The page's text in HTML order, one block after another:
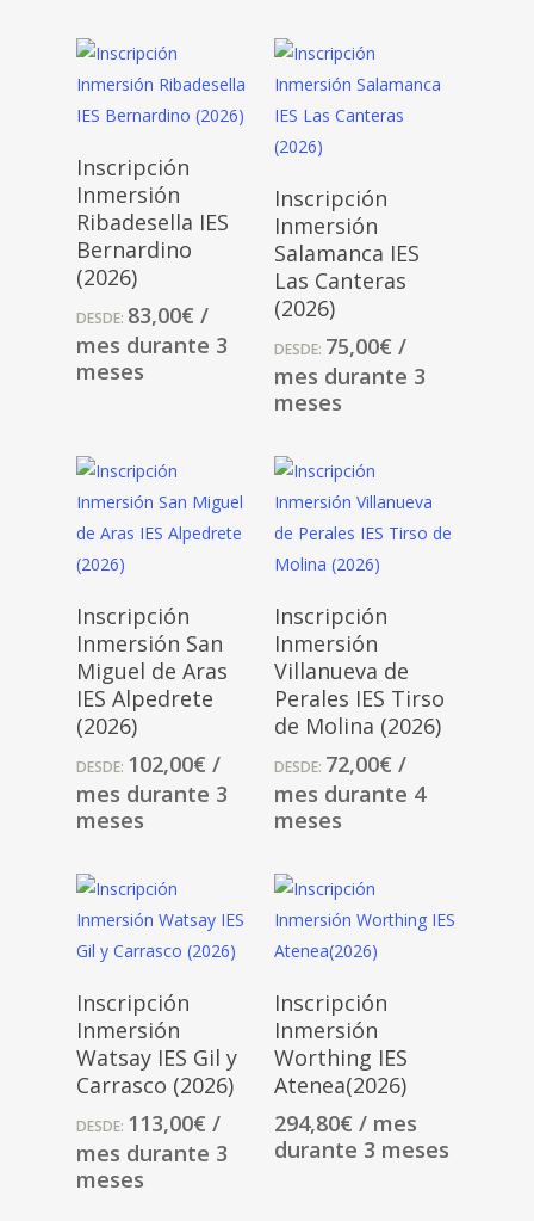
Seleccionar
Opciones
Inscripción
Inmersión
Ribadesella IES
Bernardino
(2026)
DESDE: 83,00€ /
mes durante 3
meses
Seleccionar
Opciones
Inscripción
Inmersión
Salamanca IES
Las Canteras
(2026)
DESDE: 75,00€ /
mes durante 3
meses
Seleccionar
Opciones
Inscripción
Inmersión San
Miguel de Aras
IES Alpedrete
(2026)
DESDE: 102,00€ /
mes durante 3
meses
Seleccionar
Opciones
Inscripción
Inmersión
Villanueva de
Perales IES Tirso
de Molina (2026)
DESDE: 72,00€ /
mes durante 4
meses
Seleccionar
Opciones
Inscripción
Inmersión
Watsay IES Gil y
Carrasco (2026)
DESDE: 113,00€ /
mes durante 3
meses
Seleccionar
Opciones
Inscripción
Inmersión
Worthing IES
Atenea(2026)
294,80€ / mes
durante 3 meses